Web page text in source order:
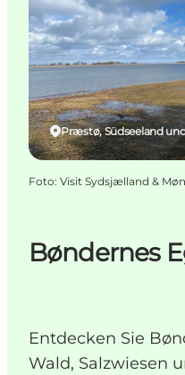
Events
Essen
Unterkunft
Reise planen
Bøndernes
Entdecken Sie
Wald, Salzwiesen
Præstø, Südseeland
Foto: Visit Sydsjælland & Møn